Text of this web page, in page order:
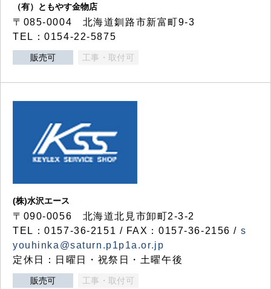
（有）ともやす金物店
〒085-0004 北海道釧路市新富町9-3
TEL：0154-22-5875
販売可 工事・取付可
(株)水沢エース
〒090-0056 北海道北見市卸町2-3-2
TEL：0157-36-2151 / FAX：0157-36-2156 / s
youhinka@saturn.p1p1a.or.jp
定休日：日曜日・祝祭日・土曜午後
販売可 工事・取付可